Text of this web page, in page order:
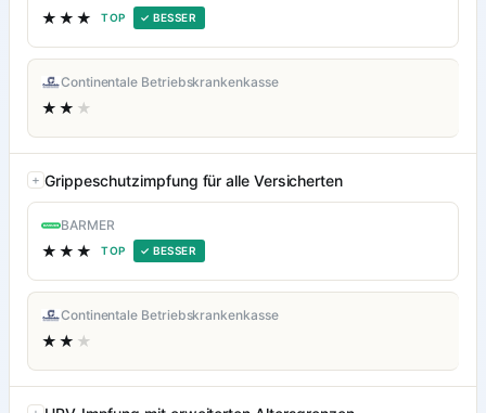
★★★ TOP ✓ BESSER
Continentale Betriebskrankenkasse
★★ ★
Grippeschutzimpfung für alle Versicherten
BARMER
★★★ TOP ✓ BESSER
Continentale Betriebskrankenkasse
★★ ★